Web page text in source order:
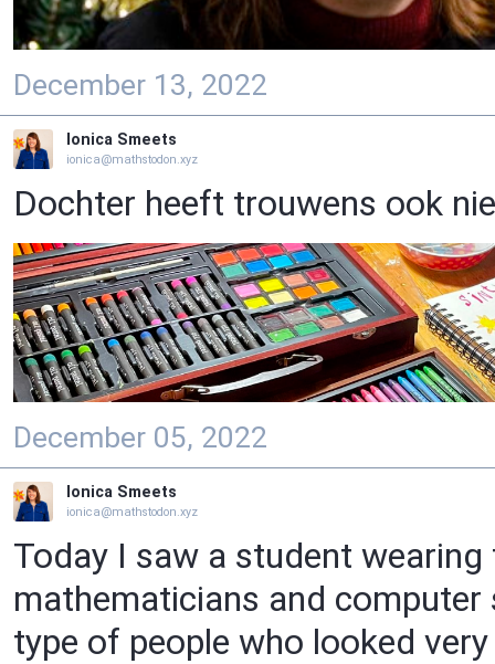
December 13, 2022
Ionica Smeets
ionica@mathstodon.xyz
Dochter heeft trouwens ook
December 05, 2022
Ionica Smeets
ionica@mathstodon.xyz
Today I saw a student
mathematicians and
type of people who looked